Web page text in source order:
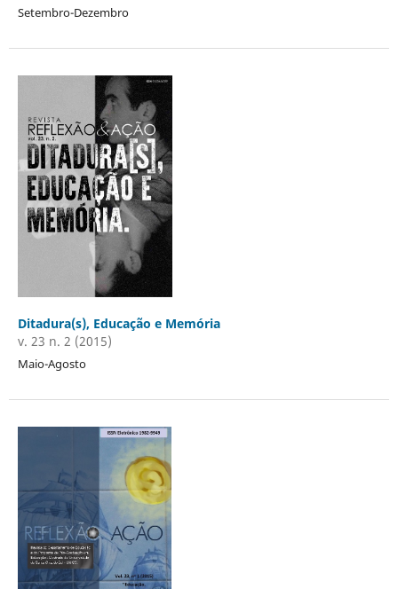
Setembro-Dezembro
Ditadura(s), Educação e Memória
v. 23 n. 2 (2015)
Maio-Agosto